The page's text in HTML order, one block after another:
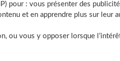
pour : vous présenter des
et en apprendre plus sur leur
ou vous y opposer lorsque